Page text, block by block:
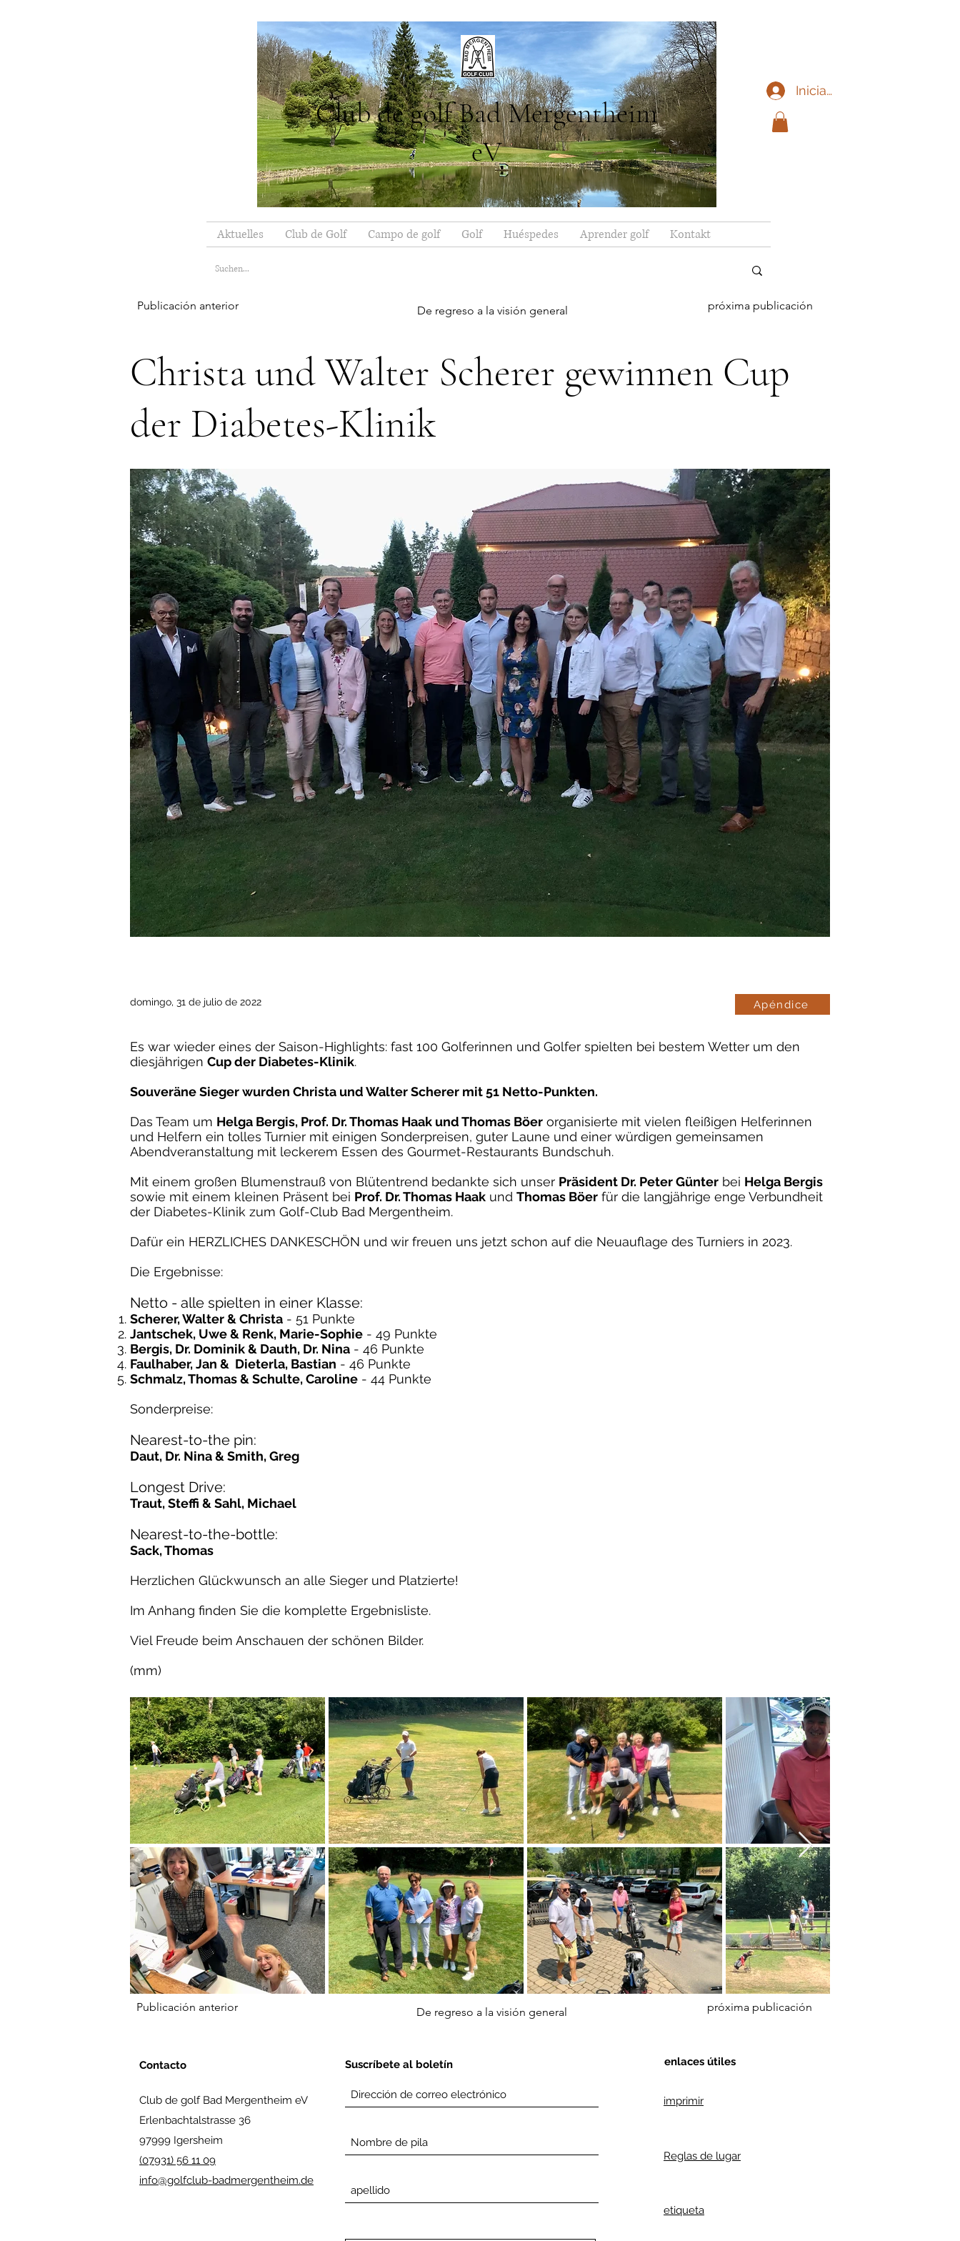
Club de golf Bad Mergentheim
eV
Iniciar sesión
Aktuelles Club de Golf Campo de golf Golf Huéspedes Aprender golf Kontakt
Publicación anterior De regreso a la visión general próxima publicación
Christa und Walter Scherer gewinnen Cup
der Diabetes-Klinik
domingo, 31 de julio de 2022 Apéndice
Es war wieder eines der Saison-Highlights: fast 100 Golferinnen und Golfer spielten bei bestem Wetter um den
diesjährigen Cup der Diabetes-Klinik.
Souveräne Sieger wurden Christa und Walter Scherer mit 51 Netto-Punkten.
Das Team um Helga Bergis, Prof. Dr. Thomas Haak und Thomas Böer organisierte mit vielen fleißigen Helferinnen
und Helfern ein tolles Turnier mit einigen Sonderpreisen, guter Laune und einer würdigen gemeinsamen
Abendveranstaltung mit leckerem Essen des Gourmet-Restaurants Bundschuh.
Mit einem großen Blumenstrauß von Blütentrend bedankte sich unser Präsident Dr. Peter Günter bei Helga Bergis
sowie mit einem kleinen Präsent bei Prof. Dr. Thomas Haak und Thomas Böer für die langjährige enge Verbundheit
der Diabetes-Klinik zum Golf-Club Bad Mergentheim.
Dafür ein HERZLICHES DANKESCHÖN und wir freuen uns jetzt schon auf die Neuauflage des Turniers in 2023.
Die Ergebnisse:
Netto - alle spielten in einer Klasse:
Scherer, Walter & Christa - 51 Punkte
Jantschek, Uwe & Renk, Marie-Sophie - 49 Punkte
Bergis, Dr. Dominik & Dauth, Dr. Nina - 46 Punkte
Faulhaber, Jan & Dieterla, Bastian - 46 Punkte
Schmalz, Thomas & Schulte, Caroline - 44 Punkte
Sonderpreise:
Nearest-to-the pin:
Daut, Dr. Nina & Smith, Greg
Longest Drive:
Traut, Steffi & Sahl, Michael
Nearest-to-the-bottle:
Sack, Thomas
Herzlichen Glückwunsch an alle Sieger und Platzierte!
Im Anhang finden Sie die komplette Ergebnisliste.
Viel Freude beim Anschauen der schönen Bilder.
(mm)
Publicación anterior De regreso a la visión general próxima publicación
Contacto
Club de golf Bad Mergentheim eV
Erlenbachtalstrasse 36
97999 Igersheim
(07931) 56 11 09
info@golfclub-badmergentheim.de
Suscríbete al boletín enlaces útiles
imprimir
Reglas de lugar
etiqueta